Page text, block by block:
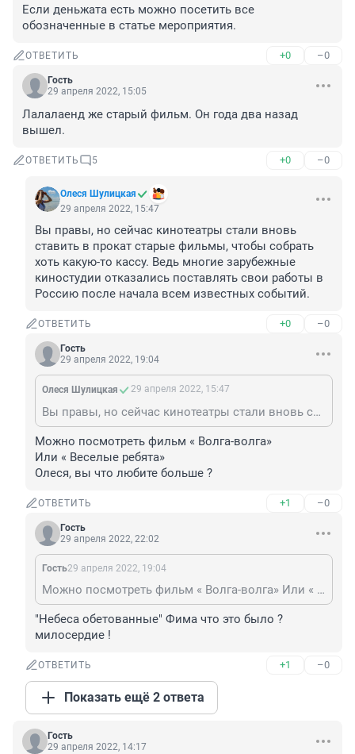
Если деньжата есть можно посетить все
обозначенные в статье мероприятия.
ОТВЕТИТЬ +0 –0
Гость
29 апреля 2022, 15:05
Лалалаенд же старый фильм. Он года два назад
вышел.
ОТВЕТИТЬ 5 +0 –0
Олеся Шулицкая
29 апреля 2022, 15:47
Вы правы, но сейчас кинотеатры стали вновь
ставить в прокат старые фильмы, чтобы собрать
хоть какую-то кассу. Ведь многие зарубежные
киностудии отказались поставлять свои работы в
Россию после начала всем известных событий.
ОТВЕТИТЬ +0 –0
Гость
29 апреля 2022, 19:04
Олеся Шулицкая 29 апреля 2022, 15:47
Вы правы, но сейчас кинотеатры стали вновь ставить в прокат старые фильмы, чтобы собрать хоть какую-то кассу. Ведь многие зарубежные киностудии отказались поставлять свои работы в Россию после начала всем известных событий.
Можно посмотреть фильм « Волга-волга»
Или « Веселые ребята»
Олеся, вы что любите больше ?
ОТВЕТИТЬ +1 –0
Гость
29 апреля 2022, 22:02
Гость29 апреля 2022, 19:04
Можно посмотреть фильм « Волга-волга» Или « Веселые ребята» Олеся, вы что любите больше ?
"Небеса обетованные" Фима что это было ?
милосердие !
ОТВЕТИТЬ +1 –0
Показать ещё 2 ответа
Гость
29 апреля 2022, 14:17